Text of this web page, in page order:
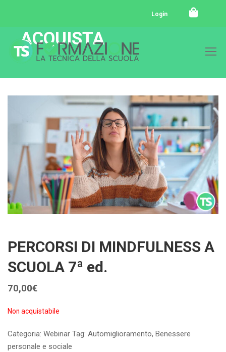
Login
ACQUISTA
PERCORSI DI MINDFULNESS A
SCUOLA 7ª ed.
70,00€
Non acquistabile
Categoria: Webinar Tag: Automiglioramento, Benessere
personale e sociale